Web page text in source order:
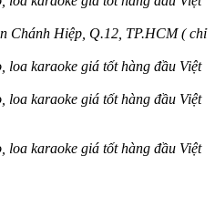
Chánh Hiệp, Q.12, TP.HCM ( chỉ